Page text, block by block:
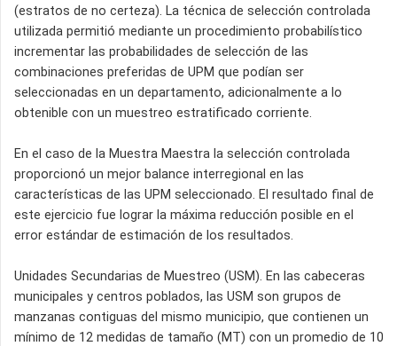
(estratos de no certeza). La técnica de selección controlada
utilizada permitió mediante un procedimiento probabilístico
incrementar las probabilidades de selección de las
combinaciones preferidas de UPM que podían ser
seleccionadas en un departamento, adicionalmente a lo
obtenible con un muestreo estratificado corriente.
En el caso de la Muestra Maestra la selección controlada
proporcionó un mejor balance interregional en las
características de las UPM seleccionado. El resultado final de
este ejercicio fue lograr la máxima reducción posible en el
error estándar de estimación de los resultados.
Unidades Secundarias de Muestreo (USM). En las cabeceras
municipales y centros poblados, las USM son grupos de
manzanas contiguas del mismo municipio, que contienen un
mínimo de 12 medidas de tamaño (MT) con un promedio de 10